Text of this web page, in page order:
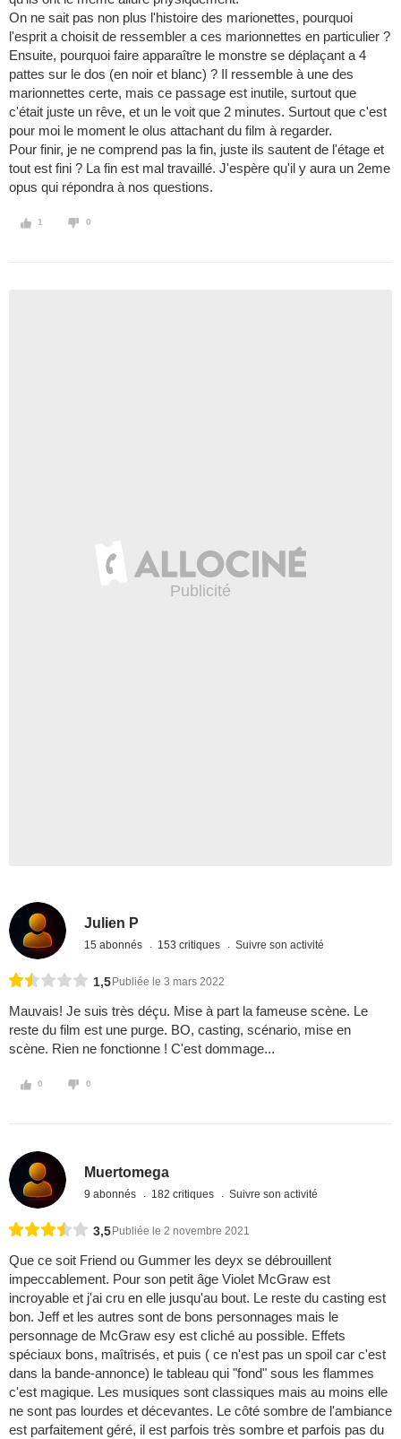
On ne sait pas non plus l'histoire des marionettes, pourquoi
l'esprit a choisit de ressembler a ces marionnettes en particulier ?
Ensuite, pourquoi faire apparaître le monstre se déplaçant a 4
pattes sur le dos (en noir et blanc) ? Il ressemble à une des
marionnettes certe, mais ce passage est inutile, surtout que
c'était juste un rêve, et un le voit que 2 minutes. Surtout que c'est
pour moi le moment le olus attachant du film à regarder.
Pour finir, je ne comprend pas la fin, juste ils sautent de l'étage et
tout est fini ? La fin est mal travaillé. J'espère qu'il y aura un 2eme
opus qui répondra à nos questions.
1 0
Julien P
15 abonnés 153 critiques Suivre son activité
1,5 Publiée le 3 mars 2022
Mauvais! Je suis très déçu. Mise à part la fameuse scène. Le
reste du film est une purge. BO, casting, scénario, mise en
scène. Rien ne fonctionne ! C'est dommage...
0 0
Muertomega
9 abonnés 182 critiques Suivre son activité
3,5 Publiée le 2 novembre 2021
Que ce soit Friend ou Gummer les deyx se débrouillent
impeccablement. Pour son petit âge Violet McGraw est
incroyable et j'ai cru en elle jusqu'au bout. Le reste du casting est
bon. Jeff et les autres sont de bons personnages mais le
personnage de McGraw esy est cliché au possible. Effets
spéciaux bons, maîtrisés, et puis ( ce n'est pas un spoil car c'est
dans la bande-annonce) le tableau qui "fond" sous les flammes
c'est magique. Les musiques sont classiques mais au moins elle
ne sont pas lourdes et décevantes. Le côté sombre de l'ambiance
est parfaitement géré, il est parfois très sombre et parfois pas du